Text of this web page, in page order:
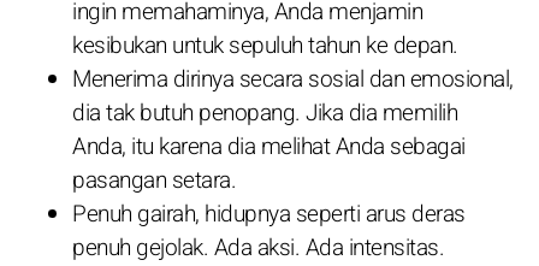
ingin memahaminya, Anda menjamin
kesibukan untuk sepuluh tahun ke depan.
Menerima dirinya secara sosial dan emosional,
dia tak butuh penopang. Jika dia memilih
Anda, itu karena dia melihat Anda sebagai
pasangan setara.
Penuh gairah, hidupnya seperti arus deras
penuh gejolak. Ada aksi. Ada intensitas.